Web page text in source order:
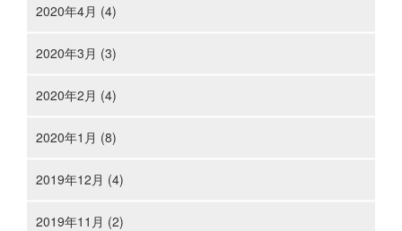
2020年4月 (4)
2020年3月 (3)
2020年2月 (4)
2020年1月 (8)
2019年12月 (4)
2019年11月 (2)